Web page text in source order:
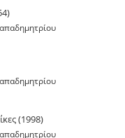
(1998)